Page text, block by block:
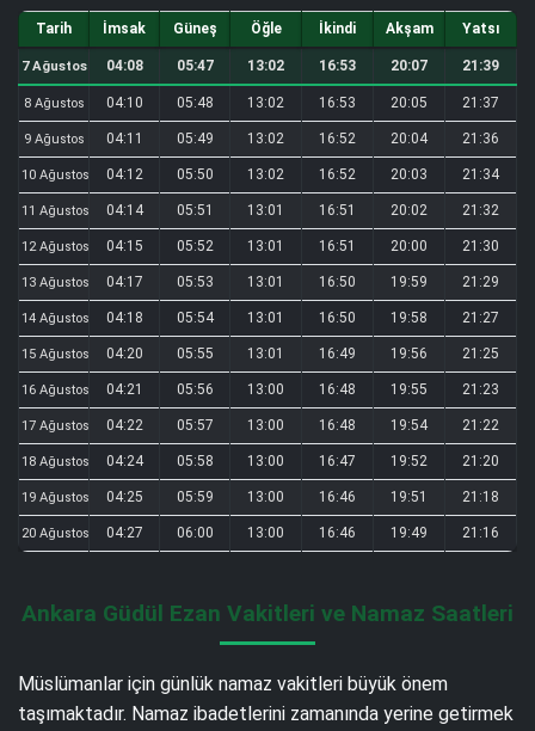
Tarih İmsak Güneş Öğle İkindi Akşam Yatsı
7 Ağustos 04:08 05:47 13:02 16:53 20:07 21:39
8 Ağustos 04:10 05:48 13:02 16:53 20:05 21:37
9 Ağustos 04:11 05:49 13:02 16:52 20:04 21:36
10 Ağustos 04:12 05:50 13:02 16:52 20:03 21:34
11 Ağustos 04:14 05:51 13:01 16:51 20:02 21:32
12 Ağustos 04:15 05:52 13:01 16:51 20:00 21:30
13 Ağustos 04:17 05:53 13:01 16:50 19:59 21:29
14 Ağustos 04:18 05:54 13:01 16:50 19:58 21:27
15 Ağustos 04:20 05:55 13:01 16:49 19:56 21:25
16 Ağustos 04:21 05:56 13:00 16:48 19:55 21:23
17 Ağustos 04:22 05:57 13:00 16:48 19:54 21:22
18 Ağustos 04:24 05:58 13:00 16:47 19:52 21:20
19 Ağustos 04:25 05:59 13:00 16:46 19:51 21:18
20 Ağustos 04:27 06:00 13:00 16:46 19:49 21:16
Ankara Güdül Ezan Vakitleri ve Namaz Saatleri
Müslümanlar için günlük namaz vakitleri büyük önem
taşımaktadır. Namaz ibadetlerini zamanında yerine getirmek